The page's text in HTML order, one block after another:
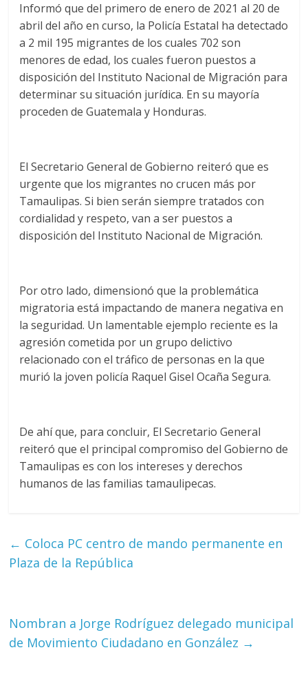
Informó que del primero de enero de 2021 al 20 de
abril del año en curso, la Policía Estatal ha detectado
a 2 mil 195 migrantes de los cuales 702 son
menores de edad, los cuales fueron puestos a
disposición del Instituto Nacional de Migración para
determinar su situación jurídica. En su mayoría
proceden de Guatemala y Honduras.
El Secretario General de Gobierno reiteró que es
urgente que los migrantes no crucen más por
Tamaulipas. Si bien serán siempre tratados con
cordialidad y respeto, van a ser puestos a
disposición del Instituto Nacional de Migración.
Por otro lado, dimensionó que la problemática
migratoria está impactando de manera negativa en
la seguridad. Un lamentable ejemplo reciente es la
agresión cometida por un grupo delictivo
relacionado con el tráfico de personas en la que
murió la joven policía Raquel Gisel Ocaña Segura.
De ahí que, para concluir, El Secretario General
reiteró que el principal compromiso del Gobierno de
Tamaulipas es con los intereses y derechos
humanos de las familias tamaulipecas.
← Coloca PC centro de mando permanente en
Plaza de la República
Nombran a Jorge Rodríguez delegado municipal
de Movimiento Ciudadano en González →